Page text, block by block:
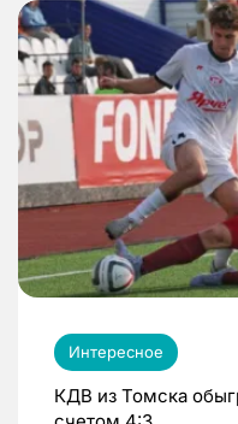
Интересное
КДВ из Томска